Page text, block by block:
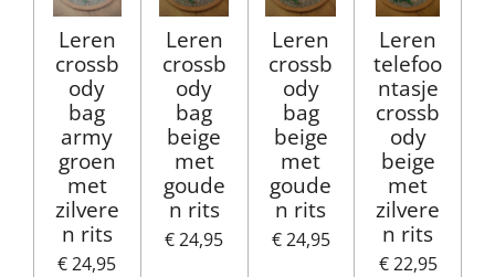
Leren
crossb
ody
bag
army
groen
met
zilvere
n rits
€ 24,95
Leren
crossb
ody
bag
beige
met
goude
n rits
€ 24,95
Leren
crossb
ody
bag
beige
met
goude
n rits
€ 24,95
Leren
telefoo
ntasje
crossb
ody
beige
met
zilvere
n rits
€ 22,95